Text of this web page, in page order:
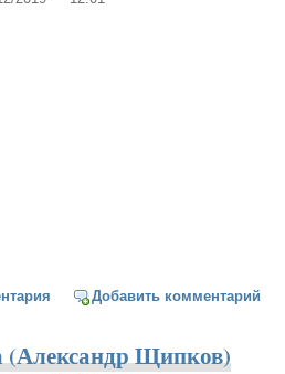
Добавить комментарий
Щипков)